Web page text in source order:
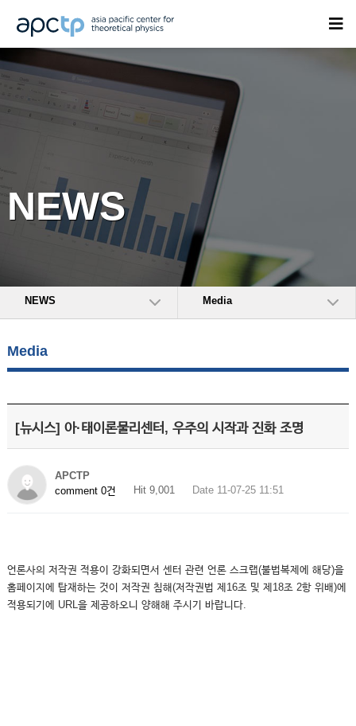
NEWS
NEWS Media
Media
[뉴시스] 아·태이론물리센터, 우주의 시작과 진화 조명
APCTP
comment 0건
Hit 9,001 Date 11-07-25 11:51
언론사의 저작권 적용이 강화되면서 센터 관련 언론 스크랩(불법복제에 해당)을
홈페이지에 탑재하는 것이 저작권 침해(저작권법 제16조 및 제18조 2항 위배)에
적용되기에 URL을 제공하오니 양해해 주시기 바랍니다.